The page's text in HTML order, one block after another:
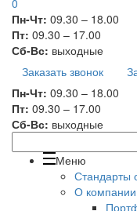
Пн-Чт: 09.30 – 18.00
Пт: 09.30 – 17.00
Сб-Вс: выходные
Заказать звонок
Пн-Чт: 09.30 – 18.00
Пт: 09.30 – 17.00
Сб-Вс: выходные
Меню
Стандарты
О компании